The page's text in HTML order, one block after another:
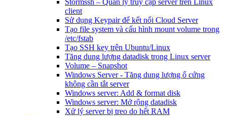
Stormssh – Quản lý truy cập server trên Linux
client
Sử dụng Keypair để kết nối Cloud Server
Tạo file system và cấu hình mount volume trong
/etc/fstab
Tạo SSH key trên Ubuntu/Linux
Tăng dung lượng datadisk trong Linux server
Volume – Snapshot
Windows Server - Tăng dung lượng ổ cứng
không cần tắt server
Windows server: Add & format disk
Windows server: Mở rộng datadisk
Xử lý server bị treo do hết RAM